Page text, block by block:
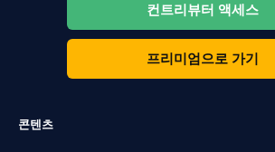
컨트리뷰터 액세스
프리미엄으로 가기
콘텐츠